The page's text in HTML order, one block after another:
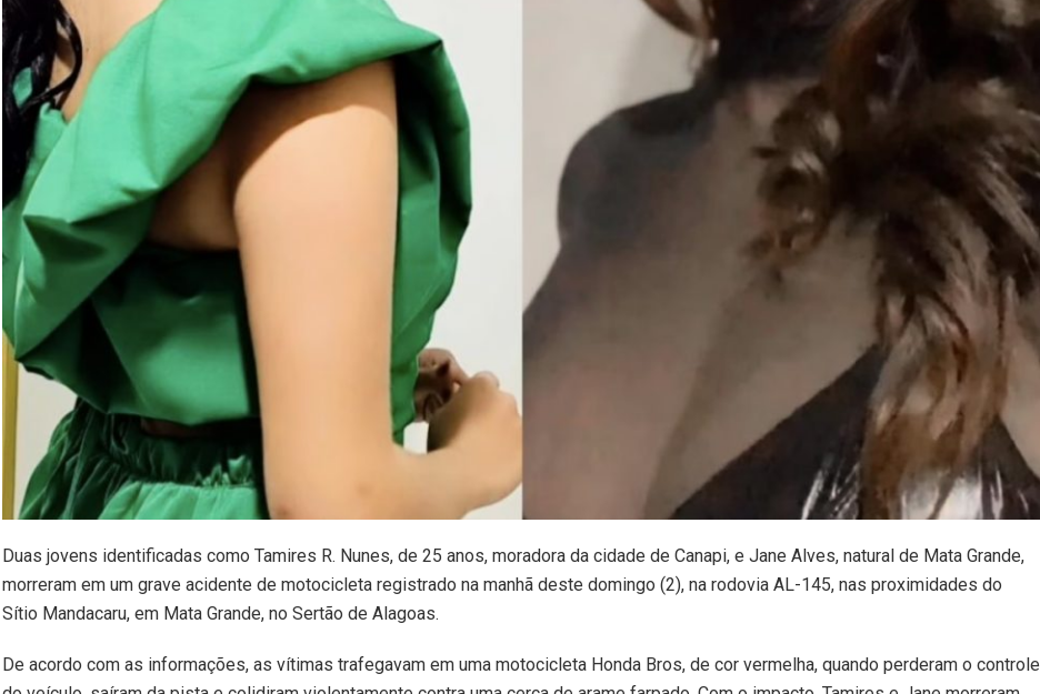
Duas jovens identificadas como Tamires R. Nunes, de 25 anos, moradora da cidade de Canapi, e Jane Alves, natural de Mata Grande,
morreram em um grave acidente de motocicleta registrado na manhã deste domingo (2), na rodovia AL-145, nas proximidades do
Sítio Mandacaru, em Mata Grande, no Sertão de Alagoas.
De acordo com as informações, as vítimas trafegavam em uma motocicleta Honda Bros, de cor vermelha, quando perderam o controle